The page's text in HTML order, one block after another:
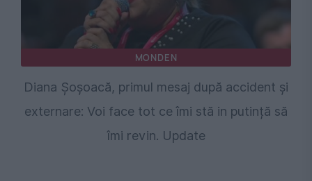
MONDEN
Diana Șoșoacă, primul mesaj după accident și
externare: Voi face tot ce îmi stă in putință să
îmi revin. Update